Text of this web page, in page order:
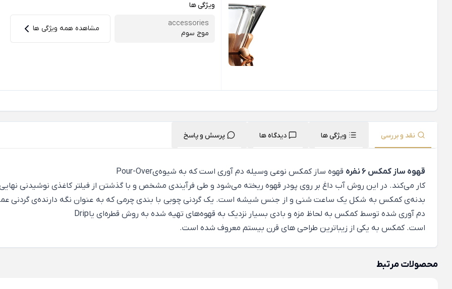
ویژگی ها
accessories
موج سوم
مشاهده همه ویژگی ها
نقد و بررسی ویژگی ها دیدگاه ها پرسش و پاسخ
قهوه ساز کمکس 6 نفره قهوه ساز کمکس نوعی وسیله دم آوری است که به شیوه‌یPour-Over
کار می‌کند. در این روش آب داغ بر روی پودر قهوه ریخته می‌شود و طی فرآیندی مشخص و با گذشتن از فیلتر کاغذی نوشیدنی
بدنه‌ی کمکس به شکل یک ساعت شنی و از جنس شیشه است. یک گردنی چوبی با بندی چرمی که به عنوان نگه دارنده‌ی گردنی
دم آوری شده توسط کمکس به لحاظ مزه و بادی بسیار نزدیک به قهوه‌های تهیه شده به روش قطره‌ای یاDrip
است. کمکس به یکی از زیباترین طراحی های قرن بیستم معروف شده است.
محصولات مرتبط